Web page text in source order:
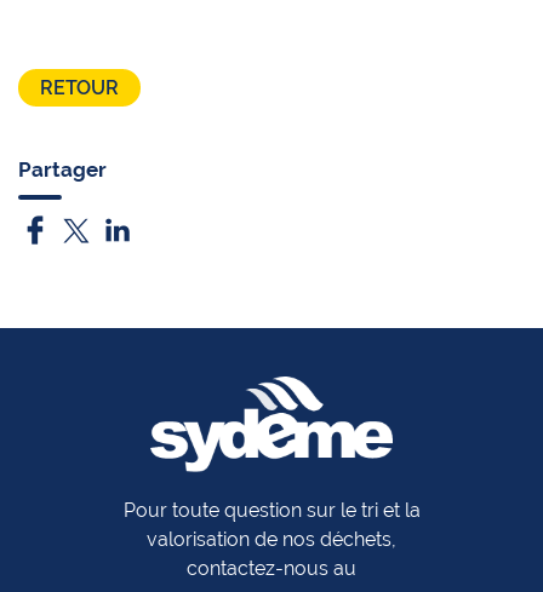
RETOUR
Partager
Pour toute question sur le tri et la
valorisation de nos déchets,
contactez-nous au